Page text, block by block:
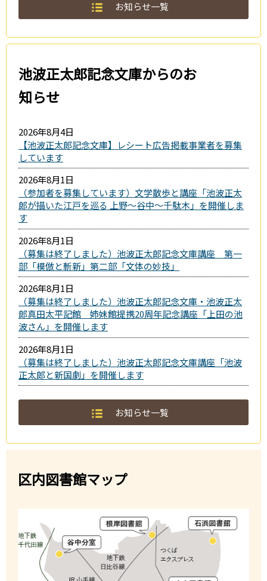
お知らせ一覧
池波正太郎記念文庫からのお
知らせ
2026年8月4日
【池波正太郎記念文庫】レシート広告掲載事業者を募集
しています
2026年8月1日
（参加者を募集しています）文学散歩と講座「池波正太
郎が描いた江戸を巡る 上野～谷中～千駄木」を開催しま
す
2026年8月1日
（募集は終了しました）池波正太郎記念文庫講座 第一
部「模倣と斬新」第二部「文体の妙技」
2026年8月1日
（募集は終了しました）池波正太郎記念文庫・池波正太
郎真田太平記館 姉妹館提携20周年記念講座「上田の池
波さん」を開催します
2026年8月1日
（募集は終了しました）池波正太郎記念文庫講座「池波
正太郎と新国劇」を開催します
お知らせ一覧
区内図書館マップ